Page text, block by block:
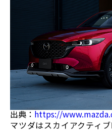
出典：https://
マツダはスカイアクティ